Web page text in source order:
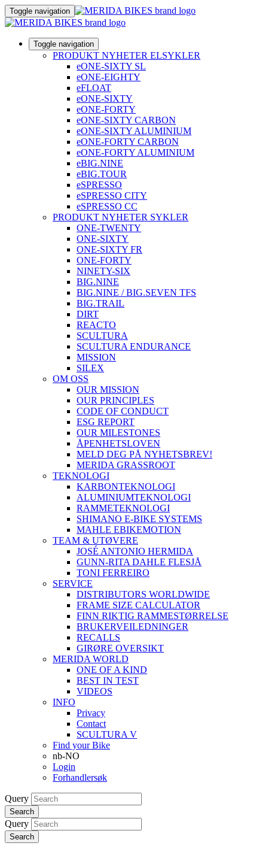
Toggle navigation
Toggle navigation
PRODUKT NYHETER ELSYKLER
eONE-SIXTY SL
eONE-EIGHTY
eFLOAT
eONE-SIXTY
eONE-FORTY
eONE-SIXTY CARBON
eONE-SIXTY ALUMINIUM
eONE-FORTY CARBON
eONE-FORTY ALUMINIUM
eBIG.NINE
eBIG.TOUR
eSPRESSO
eSPRESSO CITY
eSPRESSO CC
PRODUKT NYHETER SYKLER
ONE-TWENTY
ONE-SIXTY
ONE-SIXTY FR
ONE-FORTY
NINETY-SIX
BIG.NINE
BIG.NINE / BIG.SEVEN TFS
BIG.TRAIL
DIRT
REACTO
SCULTURA
SCULTURA ENDURANCE
MISSION
SILEX
OM OSS
OUR MISSION
OUR PRINCIPLES
CODE OF CONDUCT
ESG REPORT
OUR MILESTONES
ÅPENHETSLOVEN
MELD DEG PÅ NYHETSBREV!
MERIDA GRASSROOT
TEKNOLOGI
KARBONTEKNOLOGI
ALUMINIUMTEKNOLOGI
RAMMETEKNOLOGI
SHIMANO E-BIKE SYSTEMS
MAHLE EBIKEMOTION
TEAM & UTØVERE
JOSÉ ANTONIO HERMIDA
GUNN-RITA DAHLE FLESJÅ
TONI FERREIRO
SERVICE
DISTRIBUTORS WORLDWIDE
FRAME SIZE CALCULATOR
FINN RIKTIG RAMMESTØRRELSE
BRUKERVEILEDNINGER
RECALLS
GIRØRE OVERSIKT
MERIDA WORLD
ONE OF A KIND
BEST IN TEST
VIDEOS
INFO
Privacy
Contact
SCULTURA V
Find your Bike
nb-NO
Login
Forhandlersøk
Query
Search
Query
Search